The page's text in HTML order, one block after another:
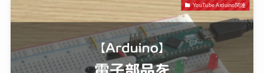
YouTube Arduino関連